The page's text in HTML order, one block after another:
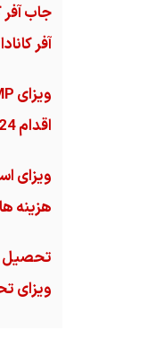
جاب
آفر کانادا
اقدام 2024
ویزای
هزینه ها 2024
تحصیل
ویزای